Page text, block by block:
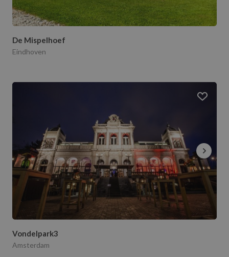
De Mispelhoef
Eindhoven
Vondelpark3
Amsterdam